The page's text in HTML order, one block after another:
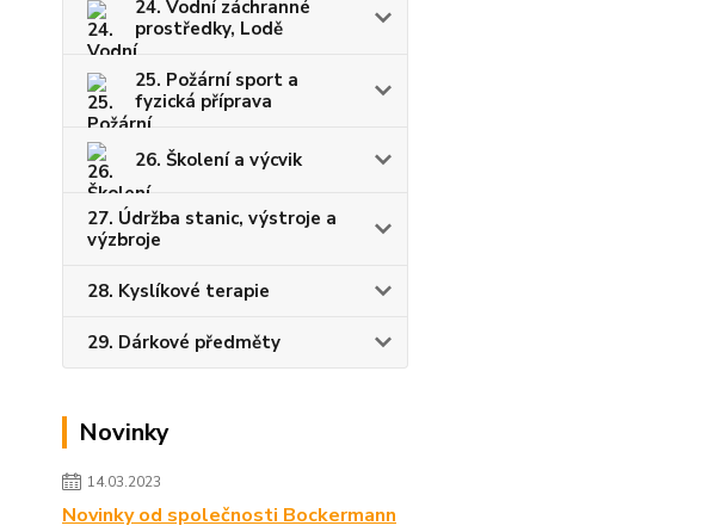
24. Vodní záchranné
prostředky, Lodě
25. Požární sport a
fyzická příprava
26. Školení a výcvik
27. Údržba stanic, výstroje a
výzbroje
28. Kyslíkové terapie
29. Dárkové předměty
Novinky
14.03.2023
Novinky od společnosti Bockermann